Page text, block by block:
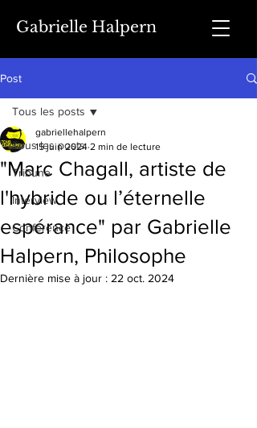
Gabrielle Halpern
Post
Tous les posts
Tribune
Interview
Conférence
Tous les posts
"Marc Chagall, artiste de
l'hybride ou l’éternelle
espérance" par Gabrielle
Halpern, Philosophe
gabriellehalpern
15 juin 2024 2 min de lecture
Dernière mise à jour : 22 oct. 2024